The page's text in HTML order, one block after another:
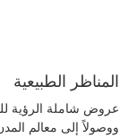
المناظر الطبيعية
عروض شاملة الرؤية
ووصولاً إلى معالم